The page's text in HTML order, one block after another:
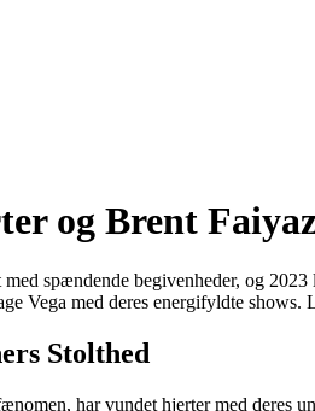
og Brent
spændende begivenheder, og
Vega med deres energifyldte
Stolthed
har vundet hjerter med deres